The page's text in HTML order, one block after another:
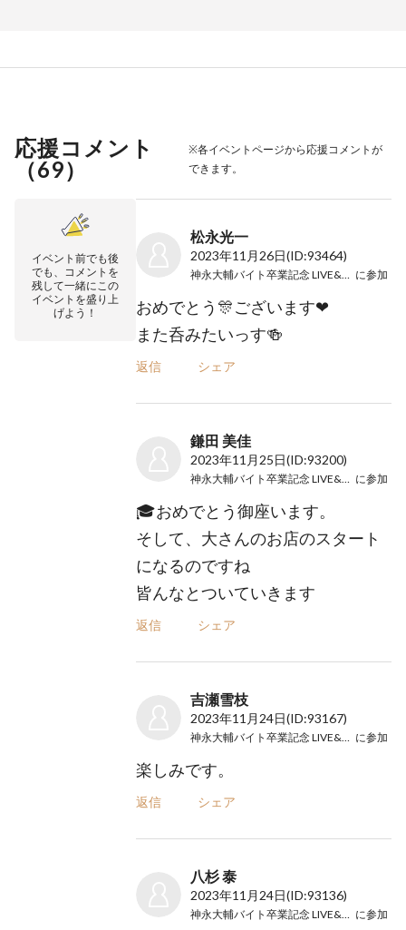
応援コメント
（69）
※各イベントページから応援コメントが
できます。
イベント前でも後
でも、コメントを
残して一緒にこの
イベントを盛り上
げよう！
松永光一
2023年11月26日(ID:93464)
に参加
おめでとう🎊ございます❤
また呑みたいっす🍻
返信 シェア
鎌田 美佳
2023年11月25日(ID:93200)
に参加
🎓おめでとう御座います。
そして、大さんのお店のスタート
になるのですね
皆んなとついていきます
返信 シェア
吉瀬雪枝
2023年11月24日(ID:93167)
に参加
楽しみです。
返信 シェア
八杉 泰
2023年11月24日(ID:93136)
に参加